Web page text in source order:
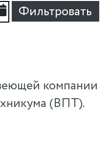
Фильтровать
компании
(ВПТ).